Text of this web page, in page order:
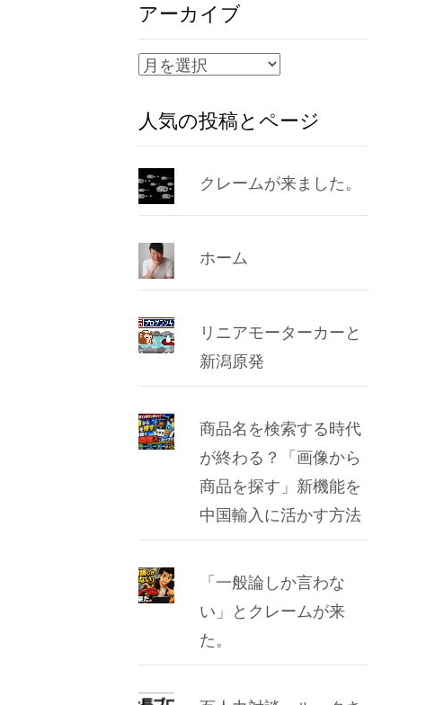
アーカイブ
ア
カ
イ
ブ
人気の投稿とページ
クレームが来ました。
ホーム
リニアモーターカーと
新潟原発
商品名を検索する時代
が終わる？「画像から
商品を探す」新機能を
中国輸入に活かす方法
「一般論しか言わな
い」とクレームが来
た。